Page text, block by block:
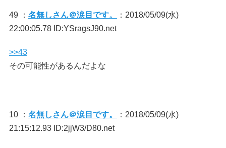
49 ： 名無しさん＠涙目です。
：2018/05/09(水)
22:00:05.78 ID:YSragsJ90.net
>>43
その可能性があるんだよな
10 ： 名無しさん＠涙目です。
：2018/05/09(水)
21:15:12.93 ID:2jjW3/D80.net